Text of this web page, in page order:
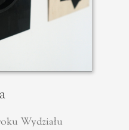
Wydziału